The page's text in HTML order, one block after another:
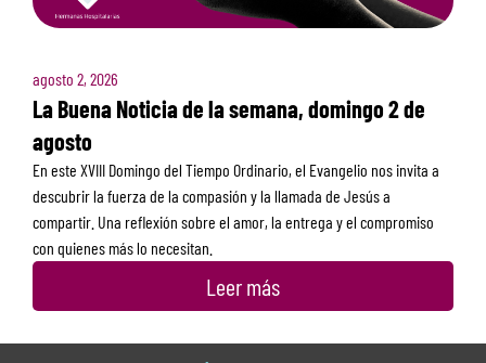
agosto 2, 2026
La Buena Noticia de la semana, domingo 2 de
agosto
En este XVIII Domingo del Tiempo Ordinario, el Evangelio nos invita a
descubrir la fuerza de la compasión y la llamada de Jesús a
compartir. Una reflexión sobre el amor, la entrega y el compromiso
con quienes más lo necesitan.
Leer más